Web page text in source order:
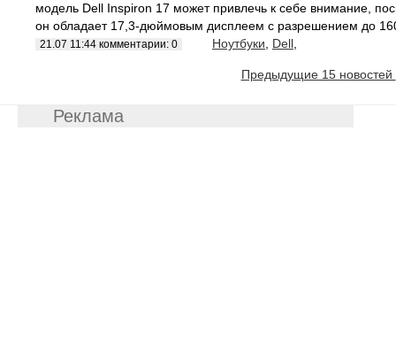
модель Dell Inspiron 17 может привлечь к себе внимание,
он обладает 17,3-дюймовым дисплеем с разрешением до
21.07 11:44 комментарии: 0 Ноутбуки Dell
Предыдущие 15 новостей
Реклама